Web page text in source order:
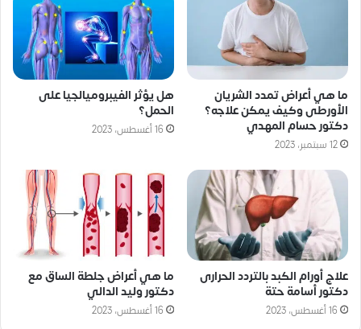
ما هي أعراض تمدد الشريان
الأورطى وكيف يمكن علاجه؟
دكتور حسام المهدي
12 سبتمبر، 2023
هل يؤثر الفيبروميالجيا على
الحمل؟
16 أغسطس، 2023
علاج أورام الكبد بالتردد الحرارى
دكتور أسامة حتة
16 أغسطس، 2023
ما هي أعراض جلطة الساق مع
دكتور وليد الدالي
16 أغسطس، 2023